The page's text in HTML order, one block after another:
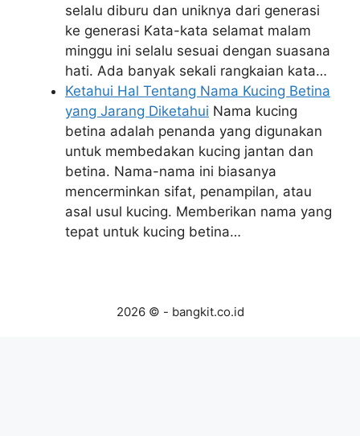
selalu diburu dan uniknya dari generasi
ke generasi Kata-kata selamat malam
minggu ini selalu sesuai dengan suasana
hati. Ada banyak sekali rangkaian kata…
Ketahui Hal Tentang Nama Kucing Betina
yang Jarang Diketahui Nama kucing
betina adalah penanda yang digunakan
untuk membedakan kucing jantan dan
betina. Nama-nama ini biasanya
mencerminkan sifat, penampilan, atau
asal usul kucing. Memberikan nama yang
tepat untuk kucing betina…
2026 © - bangkit.co.id